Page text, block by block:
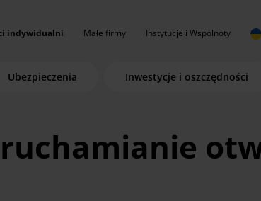
indywidualni Małe firmy Instytucje i Wspólnoty
Ubezpieczenia Inwestycje i oszczędności